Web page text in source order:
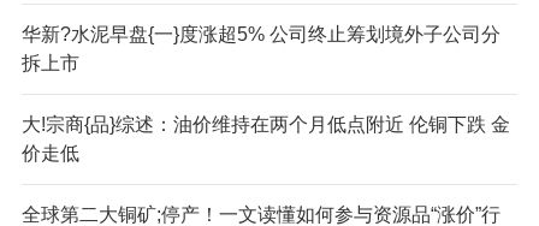
华新?水泥早盘{一}度涨超5% 公司终止筹划境外子公司分
拆上市
大!宗商{品}综述：油价维持在两个月低点附近 伦铜下跌 金
价走低
全球第二大铜矿;停产！一文读懂如何参与资源品“涨价”行